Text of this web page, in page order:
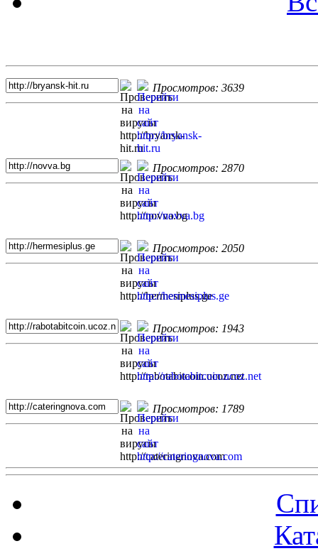
Просмотров: 3639
Просмотров: 2870
Просмотров: 2050
Просмотров: 1943
Просмотров: 1789